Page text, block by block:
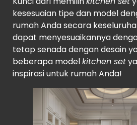
kesesuaian tipe dan model
rumah Anda secara
dapat menyesuaikannya
tetap senada dengan desain
beberapa modelkitchen set
inspirasi untuk rumah Anda!